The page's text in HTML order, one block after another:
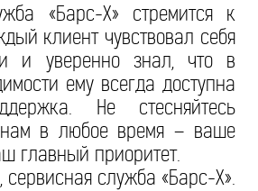
«Барс-Х» стремится к
клиент чувствовал себя
и уверенно знал, что в
ему всегда доступна
Не стесняйтесь
в любое время – ваше
главный приоритет.
служба «Барс-Х».